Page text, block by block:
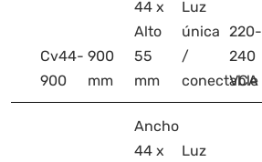
Cv44-
900
900
mm
44 x
Alto
55
mm
Luz
única
/
conectable
220-
240
VCA
Ancho
44 x
Luz